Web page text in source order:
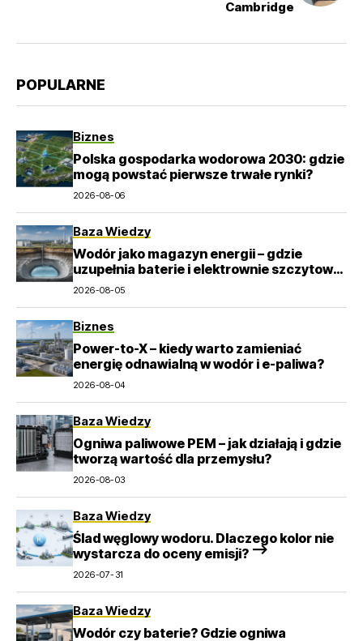
Cambridge
POPULARNE
Biznes
Polska gospodarka wodorowa 2030: gdzie
mogą powstać pierwsze trwałe rynki?
2026-08-06
Baza Wiedzy
Wodór jako magazyn energii – gdzie
uzupełnia baterie i elektrownie szczytowo-
pompowe?
2026-08-05
Biznes
Power-to-X – kiedy warto zamieniać
energię odnawialną w wodór i e-paliwa?
2026-08-04
Baza Wiedzy
Ogniwa paliwowe PEM – jak działają i gdzie
tworzą wartość dla przemysłu?
2026-08-03
Baza Wiedzy
Ślad węglowy wodoru. Dlaczego kolor nie
wystarcza do oceny emisji? –>
2026-07-31
Baza Wiedzy
Wodór czy baterie? Gdzie ogniwa